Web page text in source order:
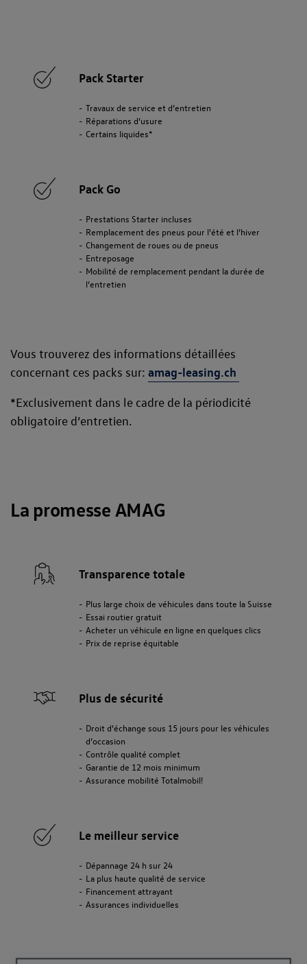
Pack Starter
Travaux de service et d’entretien
Réparations d’usure
Certains liquides*
Pack Go
Prestations Starter incluses
Remplacement des pneus pour l’été et l’hiver
Changement de roues ou de pneus
Entreposage
Mobilité de remplacement pendant la durée de
l’entretien
Vous trouverez des informations détaillées
concernant ces packs sur: amag-leasing.ch
*Exclusivement dans le cadre de la périodicité
obligatoire d’entretien.
La promesse AMAG
Transparence totale
Plus large choix de véhicules dans toute la Suisse
Essai routier gratuit
Acheter un véhicule en ligne en quelques clics
Prix de reprise équitable
Plus de sécurité
Droit d’échange sous 15 jours pour les véhicules
d’occasion
Contrôle qualité complet
Garantie de 12 mois minimum
Assurance mobilité Totalmobil!
Le meilleur service
Dépannage 24 h sur 24
La plus haute qualité de service
Financement attrayant
Assurances individuelles